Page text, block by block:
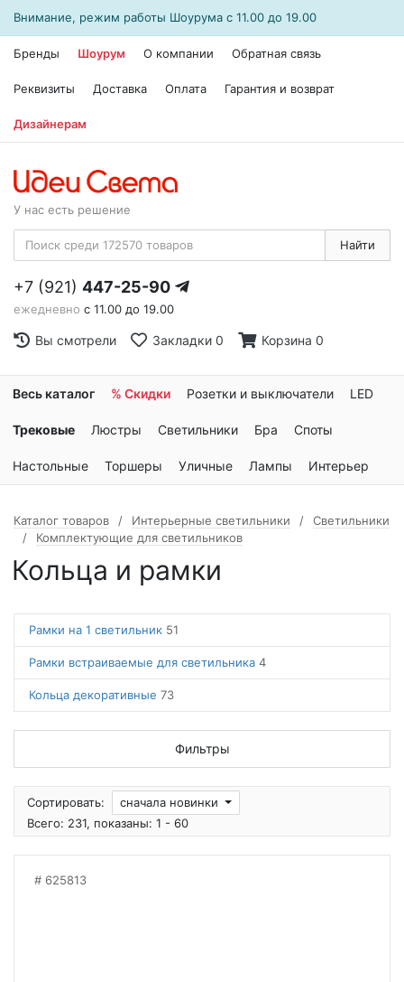
Внимание, режим работы Шоурума с 11.00 до 19.00
Бренды Шоурум О компании Обратная связь
Реквизиты Доставка Оплата Гарантия и возврат
Дизайнерам
У нас есть решение
Найти
+7 (921) 447-25-90
ежедневно с 11.00 до 19.00
Вы смотрели Закладки 0 Корзина 0
Весь каталог % Скидки Розетки и выключатели LED
Трековые Люстры Светильники Бра Споты
Настольные Торшеры Уличные Лампы Интерьер
Каталог товаров Интерьерные светильники
Светильники
Комплектующие для светильников
Кольца и рамки
Рамки на 1 светильник 51
Рамки встраиваемые для светильника 4
Кольца декоративные 73
Фильтры
Сортировать:
сначала новинки
Всего: 231, показаны: 1 - 60
625813